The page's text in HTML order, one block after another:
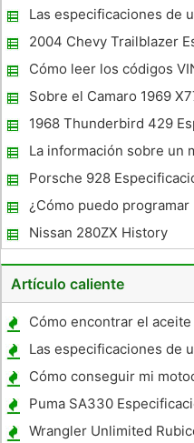
rugido
Las especificaciones de
2004 Chevy Trailblazer
Cómo leer los códigos
Sobre el Camaro 1969
1968 Thunderbird 429
La información sobre un
cilindros de 2.3 litros
Porsche 928
¿Cómo puedo programar
distancia para 1998
Nissan 280ZX History
Artículo caliente
Cómo encontrar el
Las especificaciones de
2500HD
Cómo conseguir mi
Brighter
Puma SA330
Wrangler Unlimited